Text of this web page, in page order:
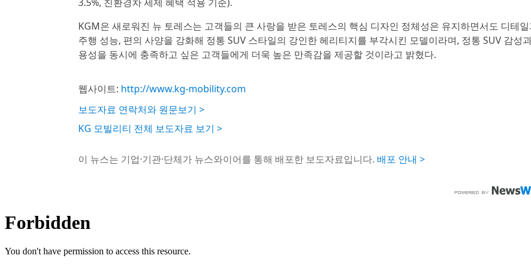
KGM은 새로워진 뉴 토레스는 고객들의 큰 사랑을 받은 토레스의 핵심 디자인 정체성은 유지하면서도 디테
주행 성능, 편의 사양을 강화해 정통 SUV 스타일의 강인한 헤리티지를 부각시킨 모델이라며, 정통 SUV 감성
용성을 동시에 충족하고 싶은 고객들에게 더욱 높은 만족감을 제공할 것이라고 밝혔다.
웹사이트: http://www.kg-mobility.com
보도자료 연락처와 원문보기 >
KG 모빌리티 전체 보도자료 보기 >
이 뉴스는 기업·기관·단체가 뉴스와이어를 통해 배포한 보도자료입니다. 배포 안내 >